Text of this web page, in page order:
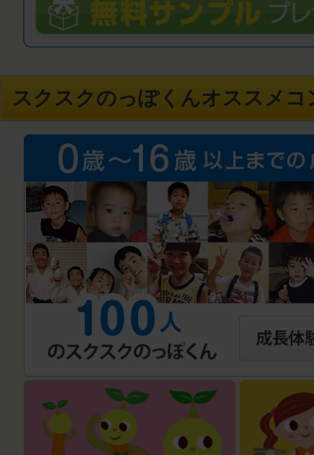
スクスクのっぽくんオススメコ